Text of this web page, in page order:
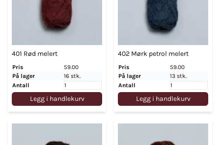
401 Rød melert
Pris
59.00
På lager
16 stk.
Antall
Legg i handlekurv
402 Mørk petrol melert
Pris
59.00
På lager
13 stk.
Antall
Legg i handlekurv